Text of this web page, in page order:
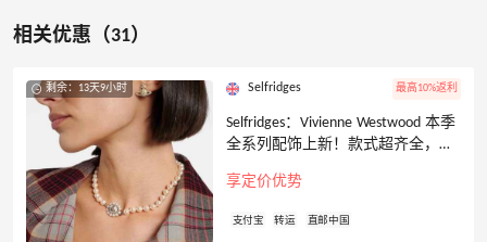
相关优惠（31）
剩余：13天9小时 Selfridges 最高10%返利
Selfridges：Vivienne Westwood 本季
全系列配饰上新！款式超齐全，解
享定价优势
支付宝 转运 直邮中国